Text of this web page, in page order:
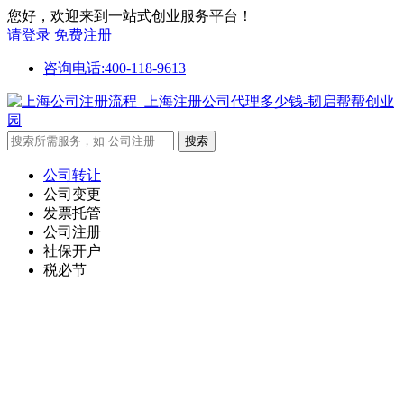
您好，欢迎来到一站式创业服务平台！
请登录 免费注册
咨询电话:400-118-9613
公司转让
公司变更
发票托管
公司注册
社保开户
税必节